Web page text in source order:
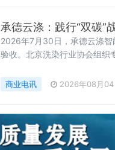
承德云涤：践行“双碳”
2026年7月30日，承德云涤智
验收。北京洗染行业协会组织
商业电讯 2026年08月04